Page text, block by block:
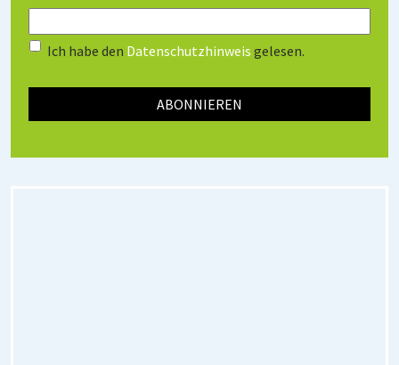
Ich habe den Datenschutzhinweis gelesen.